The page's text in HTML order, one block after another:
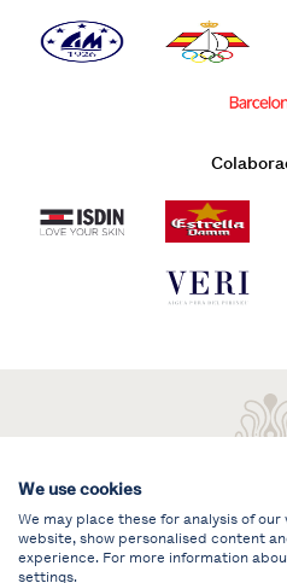
We use cookies
We may place these for analysis of
website, show personalised content
experience. For more information
settings.